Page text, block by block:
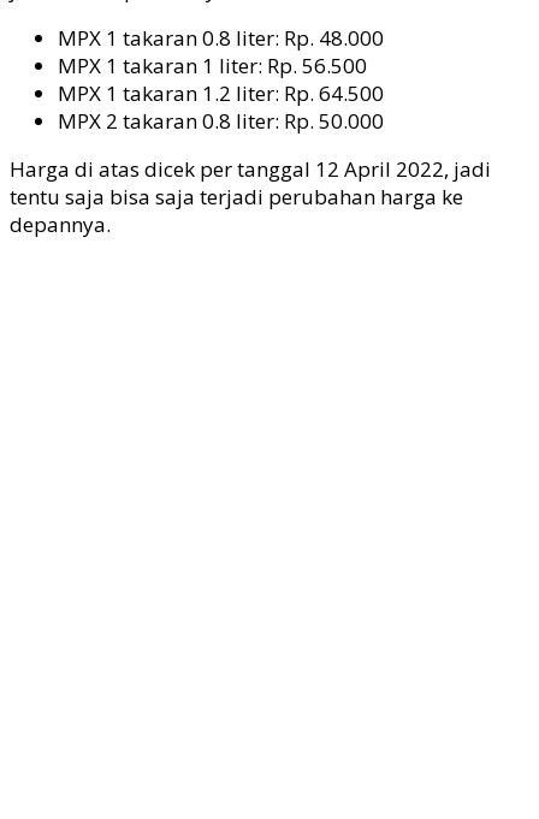
MPX 1 takaran 0.8 liter: Rp. 48.000
MPX 1 takaran 1 liter: Rp. 56.500
MPX 1 takaran 1.2 liter: Rp. 64.500
MPX 2 takaran 0.8 liter: Rp. 50.000
Harga di atas dicek per tanggal 12 April 2022, jadi
tentu saja bisa saja terjadi perubahan harga ke
depannya.